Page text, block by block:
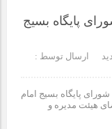
کارکنان برگزار شد
امام محمدتقی(ع) در
بازدید
پایگاه بسیج
ارسال توسط :
پایگاه بسیج امام
هیئت مدیره و